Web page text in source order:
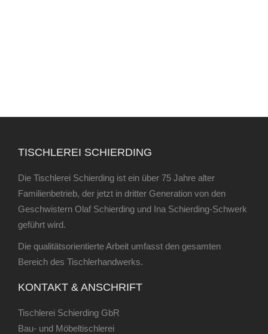
TISCHLEREI SCHIERDING
Die Tischlerei Schierding ist ein über 75 Jahre alter
Familienbetrieb, der jetzt in dritter Generation von den
Geschwistern Olaf Schierding und Ina Schierding-Schwerk
geführt wird.
Die qualitätsorientierte Arbeit umfasst den gesamten
Bereich des Tischlerhandwerks.
KONTAKT & ANSCHRIFT
Tischlerei Schierding GbR
Bau- und Möbeltischlerei